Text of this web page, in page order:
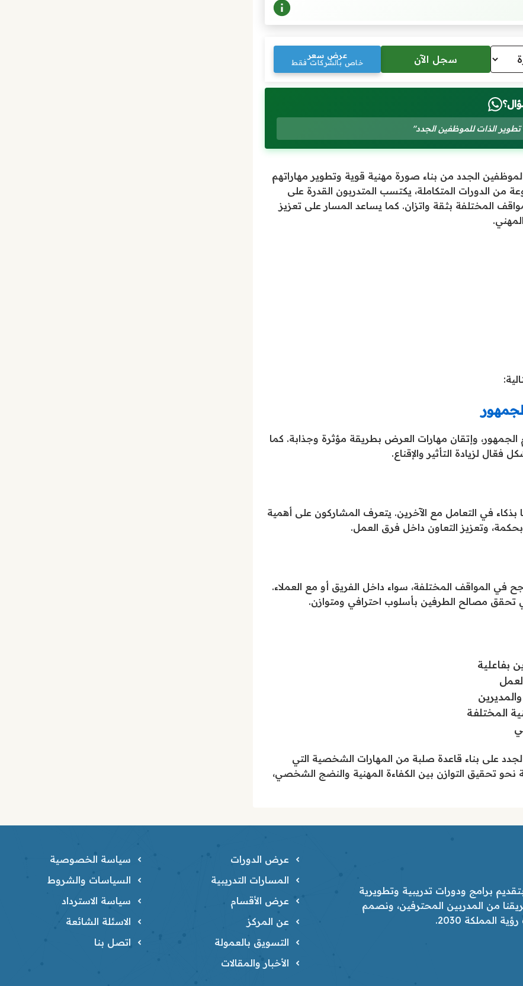
عرض سعر
خاص بالشركات فقط
الذات للموظفين الجدد"
الجدد من بناء صورة مهنية قوية وتطوير مهاراتهم
الدورات المتكاملة، يكتسب المتدربون القدرة على
المختلفة بثقة واتزان. كما يساعد المسار على تعزيز
الجمهور، وإتقان مهارات العرض بطريقة مؤثرة وجذابة. كما
لزيادة التأثير والإقناع.
بذكاء في التعامل مع الآخرين. يتعرف المشاركون على أهمية
بحكمة، وتعزيز التعاون داخل فرق العمل.
في المواقف المختلفة، سواء داخل الفريق أو مع العملاء.
تحقق مصالح الطرفين بأسلوب احترافي ومتوازن.
بفاعلية
المختلفة
على بناء قاعدة صلبة من المهارات الشخصية التي
تحقيق التوازن بين الكفاءة المهنية والنضج الشخصي،
برامج ودورات تدريبية وتطويرية
من المدربين المحترفين، ونصمم
المملكة 2030.
عرض الدورات
المسارات التدريبية
عرض الأقسام
عن المركز
التسويق بالعمولة
الأخبار والمقالات
سياسة الخصوصية
السياسات والشروط
سياسة الاسترداد
الاسئلة الشائعة
اتصل بنا